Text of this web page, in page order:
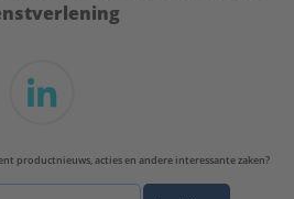
productnieuws, acties en andere interessante zaken?